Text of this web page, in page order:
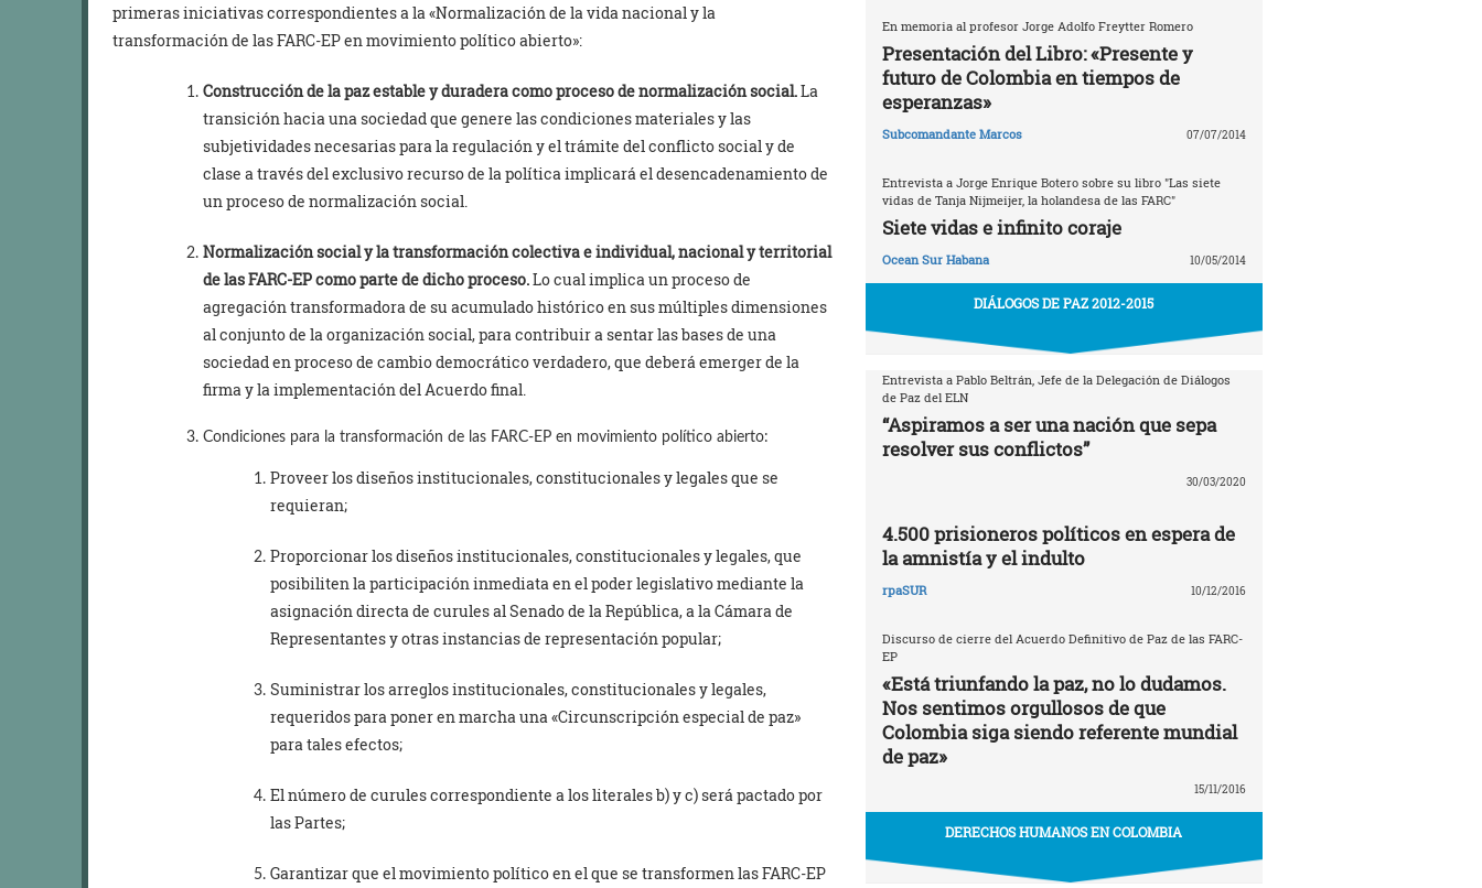
primeras iniciativas correspondientes a la «Normalización de la vida nacional y la
transformación de las FARC-EP en movimiento político abierto»:
Construcción de la paz estable y duradera como proceso de normalización social.La
transición hacia una sociedad que genere las condiciones materiales y las
subjetividades necesarias para la regulación y el trámite del conflicto social y de
clase a través del exclusivo recurso de la política implicará el desencadenamiento de
un proceso de normalización social.
Normalización social y la transformación colectiva e individual, nacional yterritorial
de las FARC-EP como parte de dicho proceso.Lo cual implica un proceso de
agregación transformadora de su acumulado histórico en sus múltiples dimensiones
al conjunto de la organización social, para contribuir a sentar las bases de una
sociedad en proceso de cambio democrático verdadero, que deberá emerger de la
firma y la implementación del Acuerdo final.
Condiciones para la transformación de las FARC-EP en movimiento político abierto:
Proveer los diseños institucionales, constitucionales y legales que se
requieran;
Proporcionar los diseños institucionales, constitucionales y legales, que
posibiliten la participación inmediata en el poder legislativo mediante la
asignación directa de curules al Senado de la República, a la Cámara de
Representantes y otras instancias de representación popular;
Suministrar los arreglos institucionales, constitucionales y legales,
requeridos para poner en marcha una «Circunscripción especial de paz»
para tales efectos;
El número de curules correspondiente a los literales b) y c) será pactado por
las Partes;
Garantizar que el movimiento político en el que se transformen las FARC-EP
En memoria al profesor Jorge Adolfo Freytter Romero
Presentación del Libro: «Presente y
futuro de Colombia en tiempos de
esperanzas»
Subcomandante Marcos 07/07/2014
Entrevista a Jorge Enrique Botero sobre su libro "Las siete
vidas de Tanja Nijmeijer, la holandesa de las FARC"
Siete vidas e infinito coraje
Ocean Sur Habana 10/05/2014
DIÁLOGOS DE PAZ 2012-2015
Entrevista a Pablo Beltrán, Jefe de la Delegación de Diálogos
de Paz del ELN
“Aspiramos a ser una nación que sepa
resolver sus conflictos”
30/03/2020
4.500 prisioneros políticos en espera de
la amnistía y el indulto
rpaSUR 10/12/2016
Discurso de cierre del Acuerdo Definitivo de Paz de las FARC-
EP
«Está triunfando la paz, no lo dudamos.
Nos sentimos orgullosos de que
Colombia siga siendo referente mundial
de paz»
15/11/2016
DERECHOS HUMANOS EN COLOMBIA